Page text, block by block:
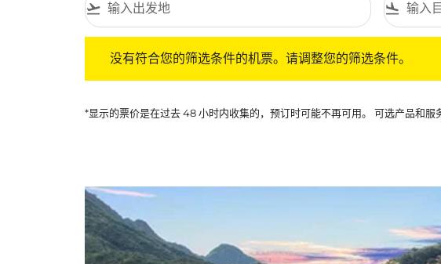
flight_takeoff flight_land
没有符合您的筛选条件的机票。请调整您的筛选条件。
*显示的票价是在过去 48 小时内收集的，预订时可能不再可用。 可选产品和服